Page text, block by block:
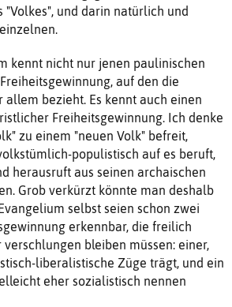
"Volkes", und darin natürlich und
kennt nicht nur jenen paulinischen
auf den die
allem bezieht. Es kennt auch einen
Freiheitsgewinnung. Ich denke
zu einem "neuen Volk" befreit,
populistisch auf es beruft,
herausruft aus seinen archaischen
Grob verkürzt könnte man deshalb
selbst seien schon zwei
erkennbar, die freilich
bleiben müssen: einer,
liberalistische Züge trägt, und ein
eher sozialistisch nennen